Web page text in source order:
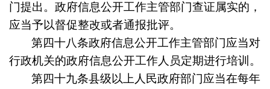
门提出。政府信息公开工作主管部门查证属实的，
应当予以督促整改或者通报批评。
第四十八条政府信息公开工作主管部门应当对
行政机关的政府信息公开工作人员定期进行培训。
第四十九条县级以上人民政府部门应当在每年